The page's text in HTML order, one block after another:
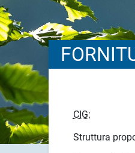
CIG:
Struttura